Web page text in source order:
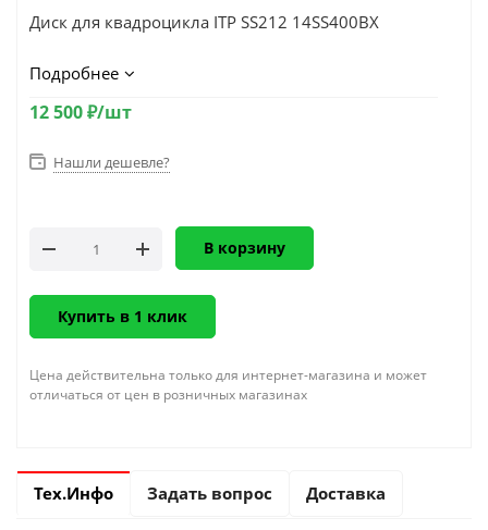
Диск для квадроцикла ITP SS212 14SS400BX
Подробнее
12 500₽/шт
Нашли дешевле?
В корзину
Купить в 1 клик
Цена действительна только для интернет-магазина и может
отличаться от цен в розничных магазинах
Тех.Инфо Задать вопрос Доставка